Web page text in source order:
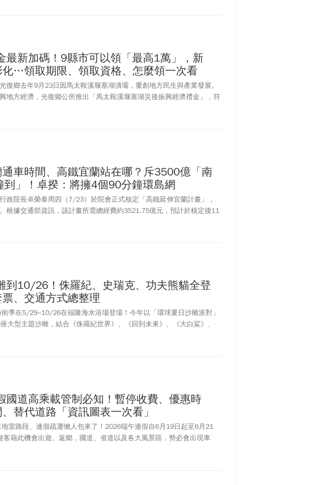
最新加碼！9縣市可以領「最高1萬」，新
…領取期限、領取資格、怎麼領一次看
復鄉去年9月23日因馬太鞍溪堰塞湖潰壩，重創地方民生與產業發展。
地方經濟，光復鄉公所推出「馬太鞍溪堰塞湖災後振興經濟禮金」，符
1萬元，並自6月8日起至8月10日開放申請及領取。究竟光復鄉普發1萬
車時間、高鐵宜蘭站在哪？斥3500億「南
到」！卓揆：將擁4個90分鐘環島網
政院長卓榮泰周四（7/23）於院會正式核定「高鐵延伸宜蘭計畫」，
根據交通部資訊，該計畫所需總經費約3521.75億元，預計於核定後11
。未來從台北(南港站)搭乘高鐵到宜蘭僅需約20多分鐘，行政院規劃於
「高雄方案」，從高鐵左營站經高雄車站到屏東六塊厝，全長26.2公
年通過環評，加速推動完成。
到10/26！侏羅紀、史瑞克、功夫熊貓全登
、交通方式總整理
季在5/29~10/26在福隆海水浴場登場！今年以「環球夏日沙雕派對」
大型主題沙雕，結合《侏羅紀世界》、《回到未來》、《大白鯊》、
、《功夫熊貓》、《馬達加斯加》、《馴龍高手》、《寶貝老闆》與
國道高乘載管制必知！暫停收費、優惠時
替代道路「資訊圖表一次看」
雷路段、連假疏運懶人包來了！2026端午連假自6月19日起至6月21
客藉此機會出遊、返鄉，國道、省道以及各大風景區，勢必會出現車
影響連假心情，一定要事先做足功課。交通部公路局公告國道匝道封閉